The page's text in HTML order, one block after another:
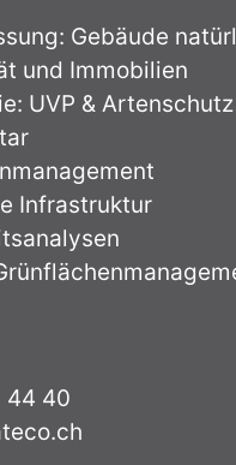
Gebäude
und Immobilien
UVP & Artenschutz
Infrastruktur
44 40